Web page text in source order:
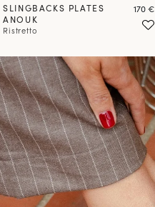
SLINGBACKS PLATES
ANOUK
Ristretto
Prix
170 €